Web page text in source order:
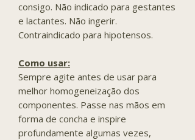
consigo. Não indicado para gestantes
e lactantes. Não ingerir.
Contraindicado para hipotensos.
Como usar:
Sempre agite antes de usar para
melhor homogeneização dos
componentes. Passe nas mãos em
forma de concha e inspire
profundamente algumas vezes,